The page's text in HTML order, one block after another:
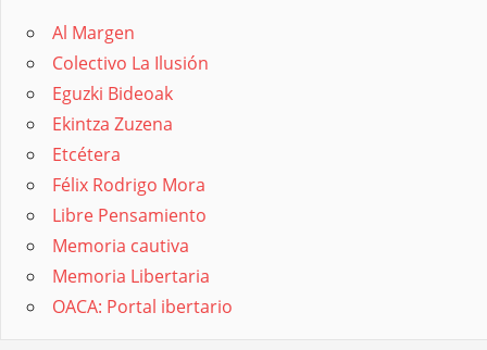
Al Margen
Colectivo La Ilusión
Eguzki Bideoak
Ekintza Zuzena
Etcétera
Félix Rodrigo Mora
Libre Pensamiento
Memoria cautiva
Memoria Libertaria
OACA: Portal ibertario